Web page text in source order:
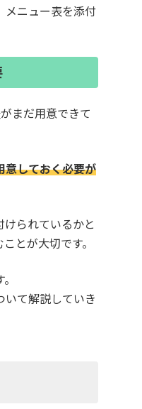
メニュー表を添付
まだ用意できて
意しておく必要が
られているかと
とが大切です。
いて解説していき